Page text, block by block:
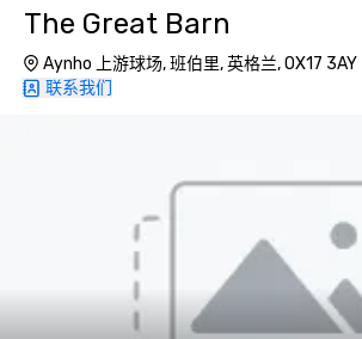
The Great Barn
Aynho 上游球场, 班伯里, 英格兰, OX17 3AY
联系我们